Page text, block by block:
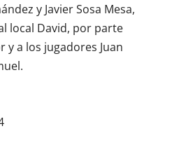
y Javier Sosa Mesa,
local David, por parte
a los jugadores Juan